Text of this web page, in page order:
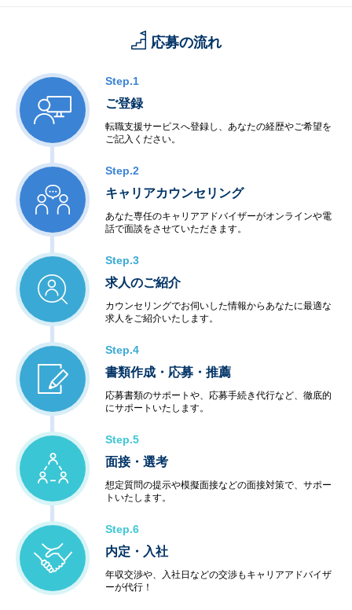
応募の流れ
Step.1
ご登録
転職支援サービスへ登録し、あなたの経歴やご希望を
ご記入ください。
Step.2
キャリアカウンセリング
あなた専任のキャリアアドバイザーがオンラインや電
話で面談をさせていただきます。
Step.3
求人のご紹介
カウンセリングでお伺いした情報からあなたに最適な
求人をご紹介いたします。
Step.4
書類作成・応募・推薦
応募書類のサポートや、応募手続き代行など、徹底的
にサポートいたします。
Step.5
面接・選考
想定質問の提示や模擬面接などの面接対策で、サポー
トいたします。
Step.6
内定・入社
年収交渉や、入社日などの交渉もキャリアアドバイザ
ーが代行！